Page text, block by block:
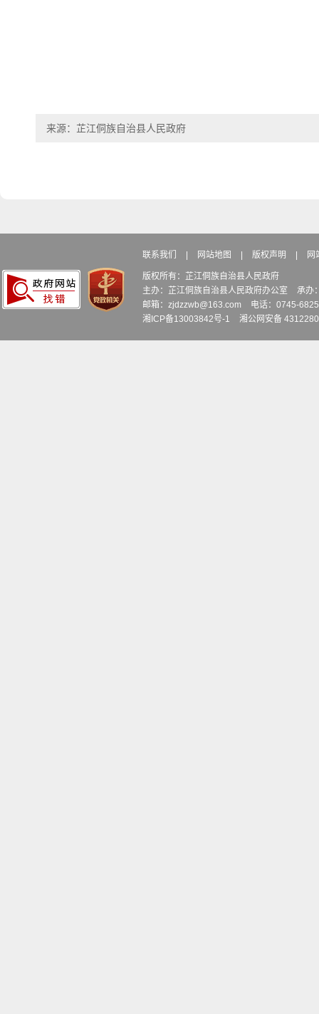
来源：芷江侗族自治县人民政府
联系我们 网站地图 版权声明 网
版权所有：芷江侗族自治县人民政府
主办：芷江侗族自治县人民政府办公室
承办
邮箱：zjdzzwb@163.com
电话：0745-
湘ICP备13003842号-1
湘公网安备